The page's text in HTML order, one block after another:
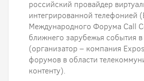
российский провайдер
интегрированной телефонией
Международного Форума Call
ближнего зарубежья события
(организатор – компания
форумов в области
контенту).